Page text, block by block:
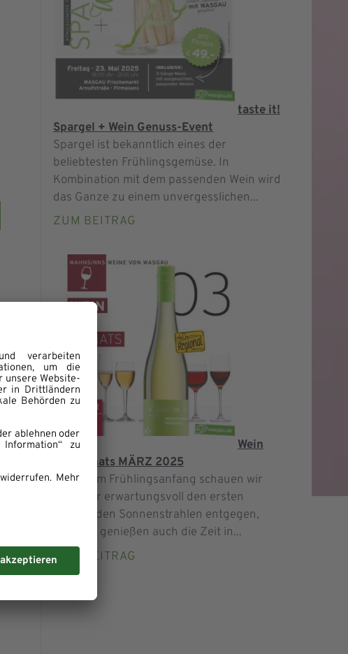
taste it!
Spargel + Wein Genuss-Event
Spargel ist bekanntlich eines der
beliebtesten Frühlingsgemüse. In
Kombination mit dem passenden Wein wird
das Ganze zu einem unvergesslichen...
ZUM BEITRAG
Wein
des Monats MÄRZ 2025
Jetzt zum Frühlingsanfang schauen wir
nicht nur erwartungsvoll den ersten
wärmenden Sonnenstrahlen entgegen,
sondern genießen auch die Zeit in...
ZUM BEITRAG